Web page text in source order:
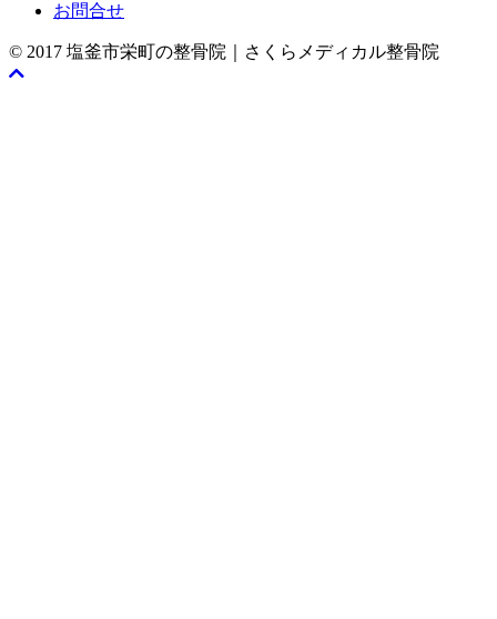
お問合せ
© 2017 塩釜市栄町の整骨院｜さくらメディカル整骨院
Scroll